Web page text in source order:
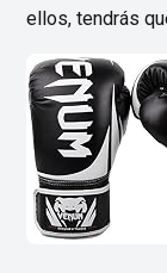
ellos, tendrás